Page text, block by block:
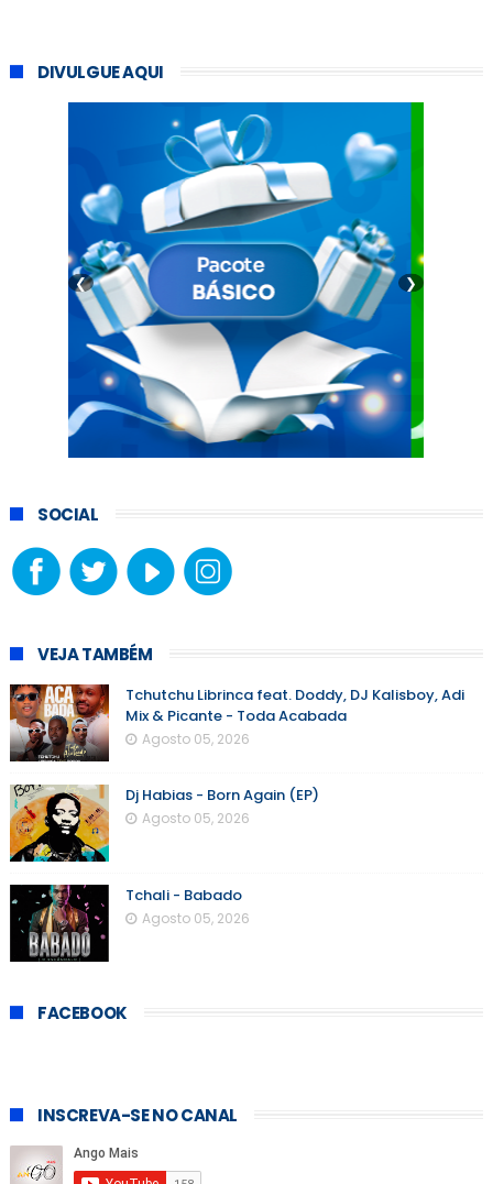
DIVULGUE AQUI
❮ ❯
SOCIAL
VEJA TAMBÉM
Tchutchu Librinca feat. Doddy, DJ Kalisboy, Adi
Mix & Picante - Toda Acabada
Agosto 05, 2026
Dj Habias - Born Again (EP)
Agosto 05, 2026
Tchali - Babado
Agosto 05, 2026
FACEBOOK
INSCREVA-SE NO CANAL